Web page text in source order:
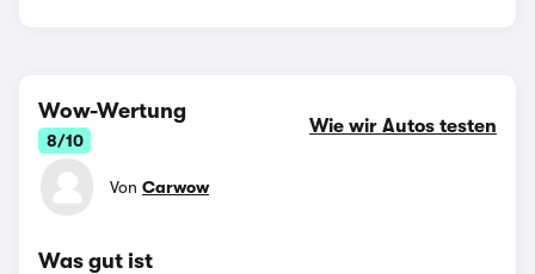
Wow-Wertung
8/10
Wie wir Autos testen
Von Carwow
Was gut ist